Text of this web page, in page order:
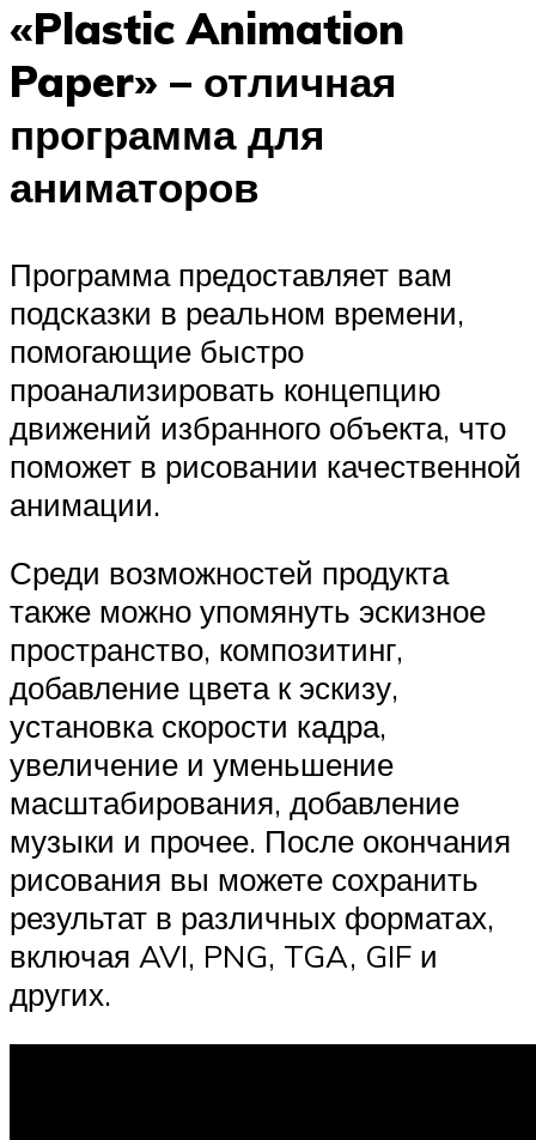
«Plastic Animation
Paper» – отличная
программа для
аниматоров
Программа предоставляет вам
подсказки в реальном времени,
помогающие быстро
проанализировать концепцию
движений избранного объекта, что
поможет в рисовании качественной
анимации.
Среди возможностей продукта
также можно упомянуть эскизное
пространство, композитинг,
добавление цвета к эскизу,
установка скорости кадра,
увеличение и уменьшение
масштабирования, добавление
музыки и прочее. После окончания
рисования вы можете сохранить
результат в различных форматах,
включая AVI, PNG, TGA, GIF и
других.